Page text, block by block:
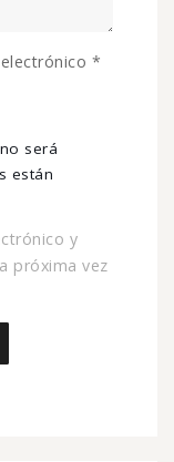
será
están
*
y
próxima vez